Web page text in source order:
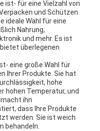
ist- für eine Vielzahl von
und Schützen
ideale Wahl für eine
Nahrung,
und mehr. Es ist
überlegenen
eine große Wahl für
Ihrer Produkte. Sie hat
hohe
hohen Temperatur, und
ihn
dass Ihre Produkte
werden. Sie ist weich
behandeln.